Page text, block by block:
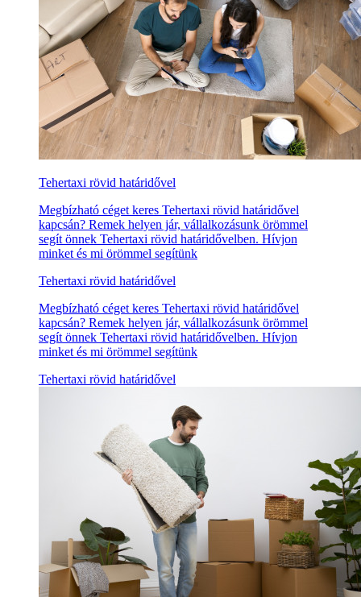
Tehertaxi rövid határidővel
Megbízható céget keres Tehertaxi rövid határidővel
kapcsán? Remek helyen jár, vállalkozásunk örömmel
segít önnek Tehertaxi rövid határidővelben. Hívjon
minket és mi örömmel segítünk
Tehertaxi rövid határidővel
Megbízható céget keres Tehertaxi rövid határidővel
kapcsán? Remek helyen jár, vállalkozásunk örömmel
segít önnek Tehertaxi rövid határidővelben. Hívjon
minket és mi örömmel segítünk
Tehertaxi rövid határidővel